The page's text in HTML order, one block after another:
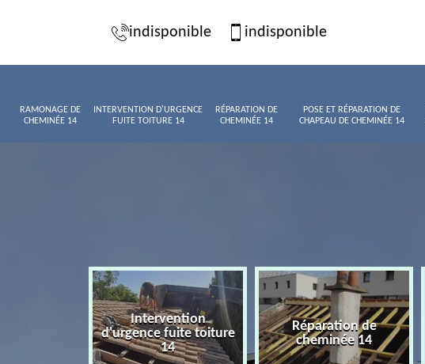
indisponible indisponible
RAMONAGE DE
CHEMINÉE 14
INTERVENTION D'URGENCE
FUITE TOITURE 14
RÉPARATION DE
CHEMINÉE 14
POSE ET RÉPARATION DE
CHAPEAU DE CHEMINÉE 14
Intervention
d'urgence fuite toiture
14
Réparation de
cheminée 14